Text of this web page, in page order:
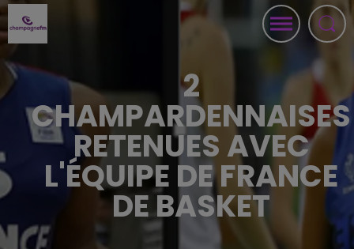
2
CHAMPARDENNAISES
RETENUES AVEC
L'ÉQUIPE DE FRANCE
DE BASKET